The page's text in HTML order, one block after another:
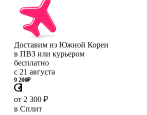
Доставим из Южной Кореи
в ПВЗ или курьером
бесплатно
с 21 августа
9 200₽
от 2 300 ₽
в Сплит